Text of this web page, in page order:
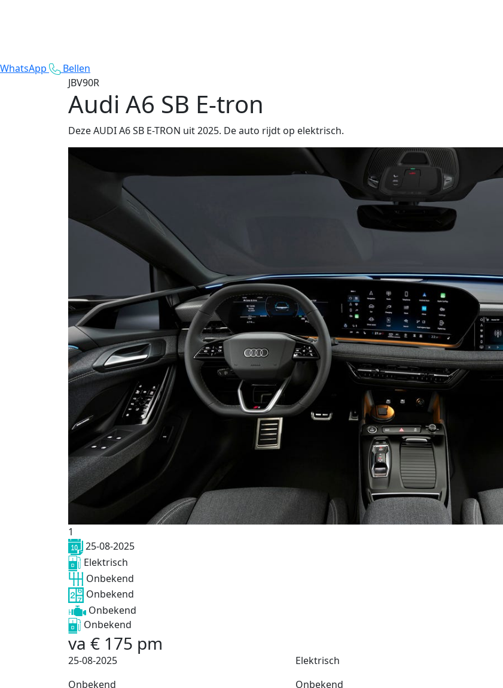
WhatsApp
Bellen
JBV90R
Audi A6 SB E-tron
Deze AUDI A6 SB E-TRON uit 2025. De auto rijdt op elektrisch.
1
25-08-2025
Elektrisch
Onbekend
Onbekend
Onbekend
Onbekend
va € 175 pm
25-08-2025 Elektrisch
Onbekend
Onbekend